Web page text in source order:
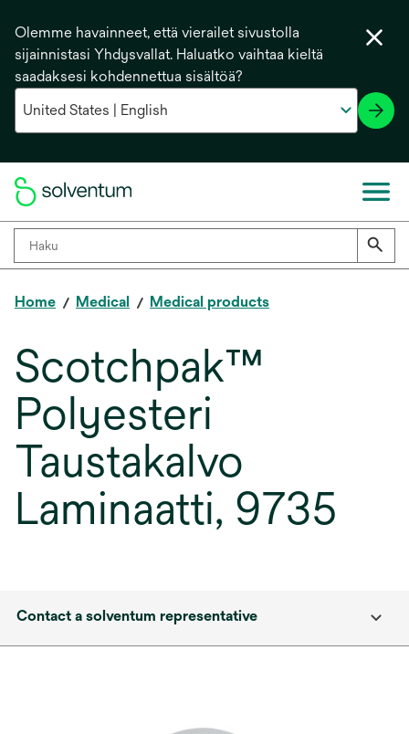
Olemme havainneet, että vierailet sivustolla
sijainnistasi Yhdysvallat. Haluatko vaihtaa kieltä
saadaksesi kohdennettua sisältöä?
Home Medical Medical products
Scotchpak™
Polyesteri
Taustakalvo
Laminaatti, 9735
Contact a solventum representative